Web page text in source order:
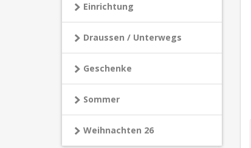
Einrichtung
Draussen / Unterwegs
Geschenke
Sommer
Weihnachten 26